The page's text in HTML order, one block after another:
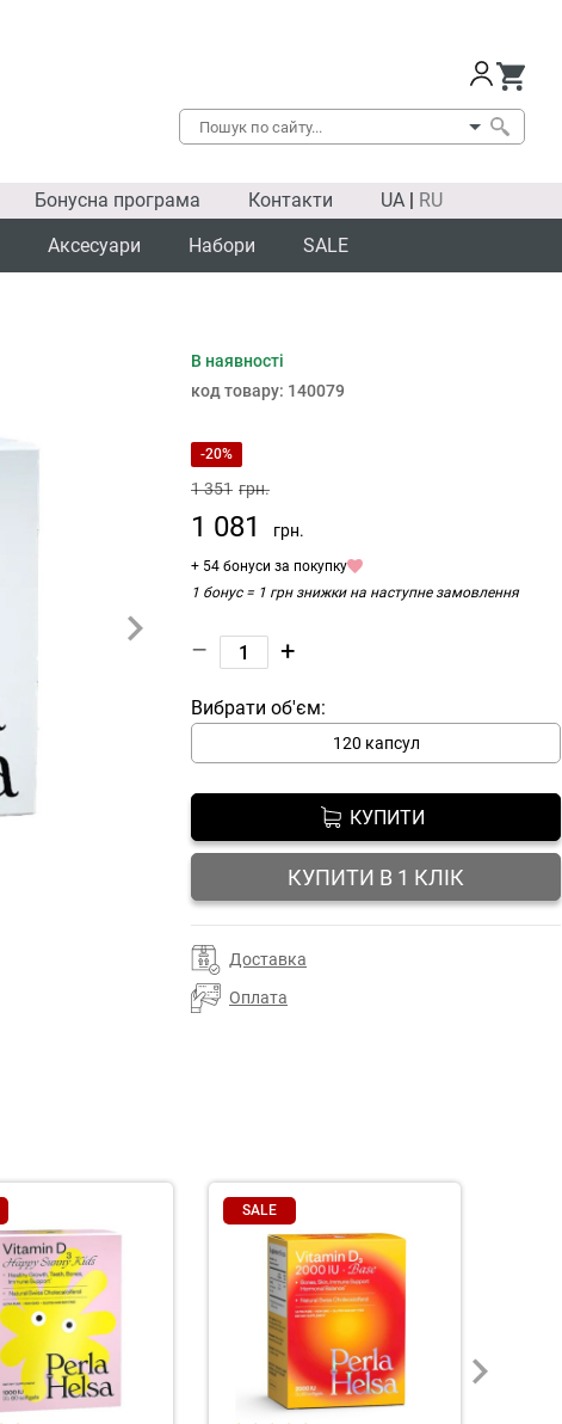
Бонусна програма Контакти UA | RU
Аксесуари Набори SALE
SALE
В наявності
код товару: 140079
-20%
1 351 грн.
1 081 грн.
+ 54 бонуси за покупку
1 бонус = 1 грн знижки на наступне замовлення
– +
Вибрати об'єм:
120 капсул
КУПИТИ
КУПИТИ В 1 КЛІК
Доставка
Оплата
SALE